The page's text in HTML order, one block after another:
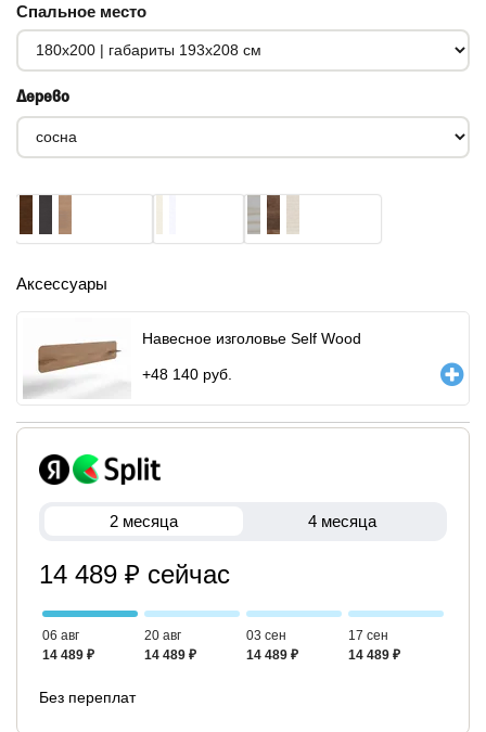
Спальное место
Дерево
Аксессуары
Навесное изголовье Self Wood
+48 140 руб.
2 месяца 4 месяца
14 489 ₽ сейчас
06 авг
14 489 ₽
20 авг
14 489 ₽
03 сен
14 489 ₽
17 сен
14 489 ₽
Без переплат